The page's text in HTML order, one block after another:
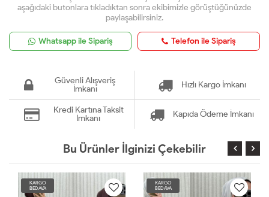
aşağıdaki butonlara tıkladıktan sonra ekibimizle görüştüğünüzde
paylaşabilirsiniz.
Whatsapp ile Sipariş Telefon ile Sipariş
Güvenli Alışveriş
İmkanı
Hızlı Kargo İmkanı
Kredi Kartına Taksit
İmkanı
Kapıda Ödeme İmkanı
Bu Ürünler İlginizi Çekebilir
KARGO
BEDAVA
KARGO
BEDAVA